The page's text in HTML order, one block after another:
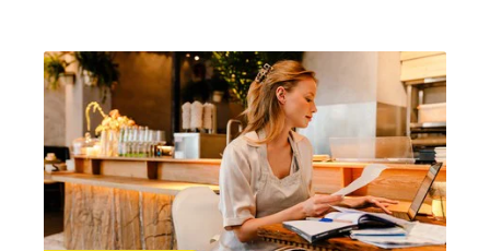
Arbeitssicherheit und Gesundheitsschutz
Vorrang.